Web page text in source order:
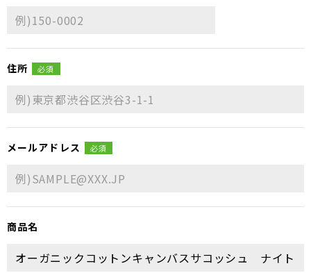
住所 必須
メールアドレス 必須
商品名